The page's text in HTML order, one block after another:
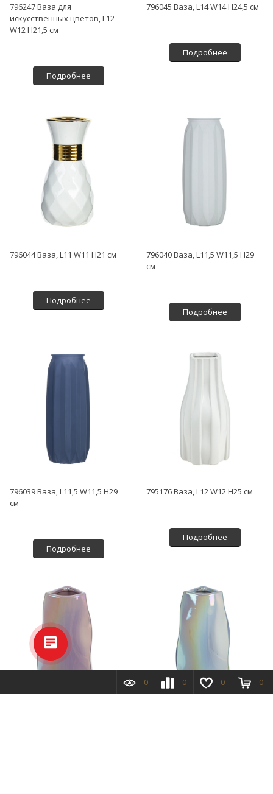
796247 Ваза для
искусственных цветов, L12
W12 H21,5 см
Подробнее
796045 Ваза, L14 W14 H24,5 см
Подробнее
796044 Ваза, L11 W11 H21 см
Подробнее
796040 Ваза, L11,5 W11,5 H29
см
Подробнее
796039 Ваза, L11,5 W11,5 H29
см
Подробнее
795176 Ваза, L12 W12 H25 см
Подробнее
0 0 0 0